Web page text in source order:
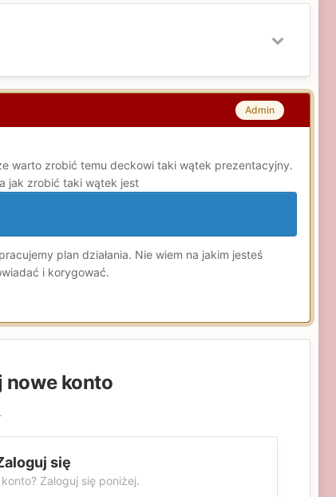
Admin
warto zrobić temu deckowi taki wątek prezentacyjny.
jak zrobić taki wątek jest
plan działania. Nie wiem na jakim jesteś
i korygować.
nowe konto
się
Zaloguj się poniżej.